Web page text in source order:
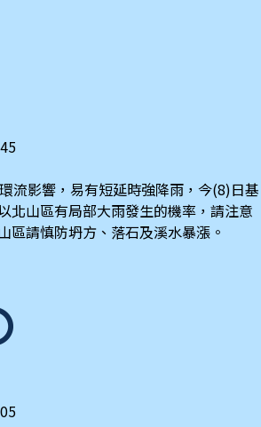
流影響，易有短延時強降雨，今(8)日基
北山區有局部大雨發生的機率，請注意
區請慎防坍方、落石及溪水暴漲。